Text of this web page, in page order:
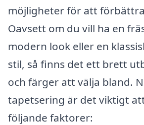
möjligheter för att
Oavsett om du vill ha en
modern look eller en
stil, så finns det ett brett
och färger att välja bland.
tapetsering är det viktigt
följande faktorer: